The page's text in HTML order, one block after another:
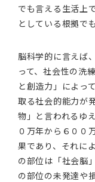
でも言える生活上
としている根拠で
脳科学的に言えば
って、社会性の洗
と創造力」によっ
取る社会的能力が
物」と言われるゆ
０万年から６００
果であり、それに
の部位は「社会脳
の部位の未発達や